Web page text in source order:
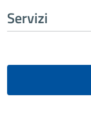
Servizi